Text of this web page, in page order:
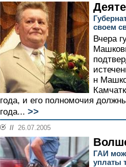
своем
Вчера
н
года, и его полномочия
года... >>
// 26.07.2005
ГАИ
уплаты